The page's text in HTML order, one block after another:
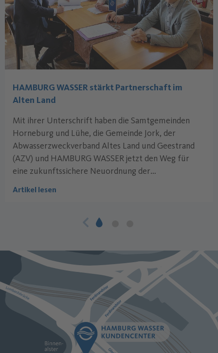
HAMBURG WASSER stärkt Partnerschaft im
Alten Land
Mit ihrer Unterschrift haben die Samtgemeinden
Horneburg und Lühe, die Gemeinde Jork, der
Abwasserzweckverband Altes Land und Geestrand
(AZV) und HAMBURG WASSER jetzt den Weg für
eine zukunftssichere Neuordnung der
Artikel lesen